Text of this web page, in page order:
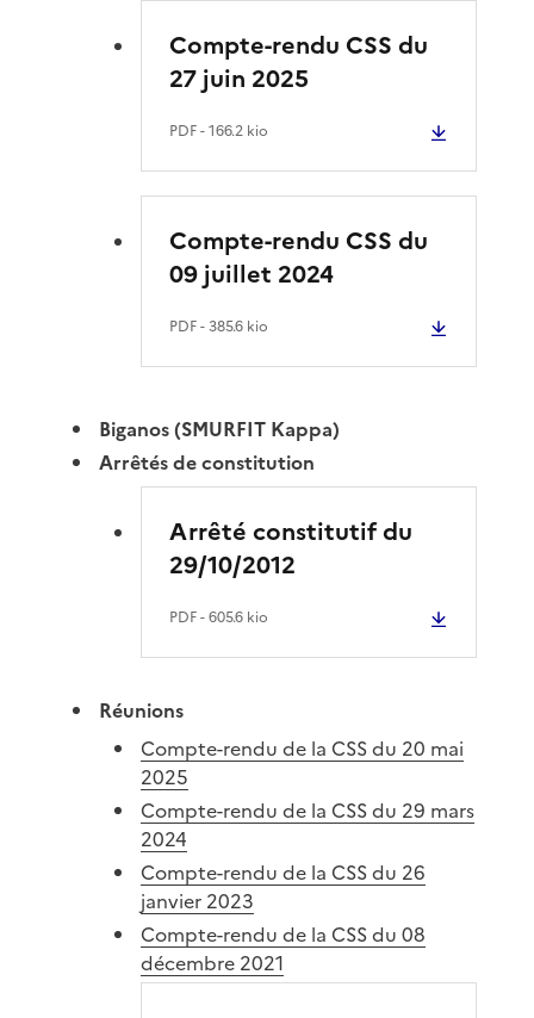
Compte-rendu CSS du
27 juin 2025
PDF- 166.2 kio
Compte-rendu CSS du
09 juillet 2024
PDF- 385.6 kio
Biganos (SMURFIT Kappa)
Arrêtés de constitution
Arrêté constitutif du
29/10/2012
PDF- 605.6 kio
Réunions
Compte-rendu de la CSS du 20 mai
2025
Compte-rendu de la CSS du 29 mars
2024
Compte-rendu de la CSS du 26
janvier 2023
Compte-rendu de la CSS du 08
décembre 2021